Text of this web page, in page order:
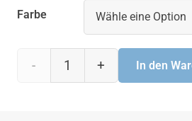
Farbe
Einsatzkasten In den